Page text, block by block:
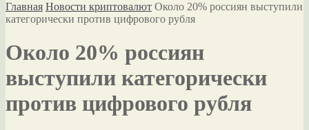
Главная Новости криптовалют Около 20% россиян выступили
категорически против цифрового рубля
Около 20% россиян
выступили категорически
против цифрового рубля